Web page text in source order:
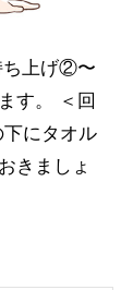
ち上げ②〜
す。 ＜回
にタオル
きましょ